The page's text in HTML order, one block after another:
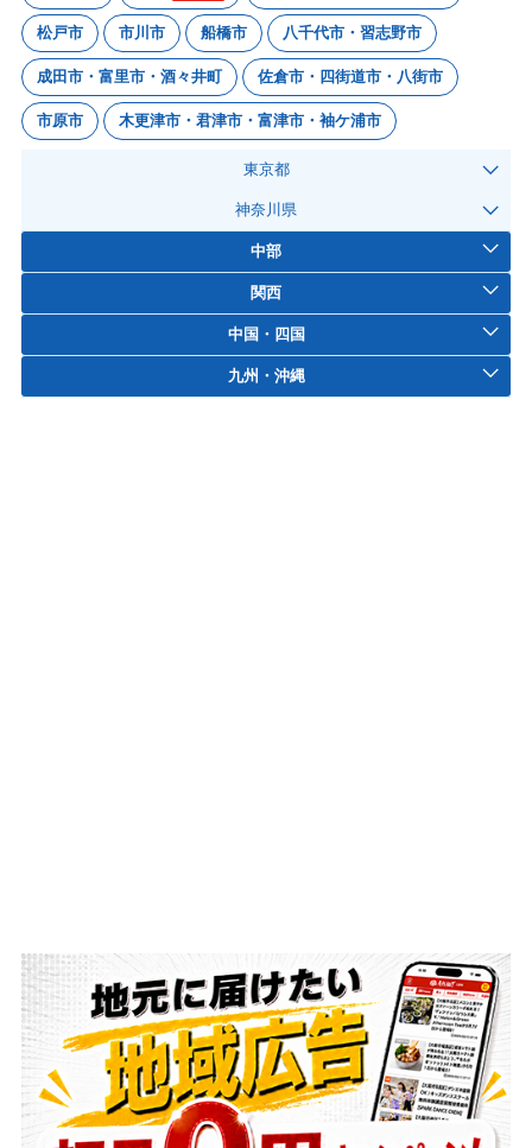
松戸市 市川市 船橋市 八千代市・習志野市
成田市・富里市・酒々井町 佐倉市・四街道市・八街市
市原市 木更津市・君津市・富津市・袖ケ浦市
東京都
神奈川県
中部
関西
中国・四国
九州・沖縄